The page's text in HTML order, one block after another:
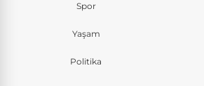
Spor
Yaşam
Politika